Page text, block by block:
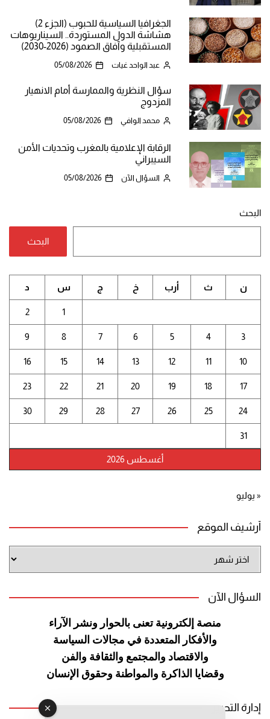
الجغرافيا السياسية للحبوب (الجزء 2)
هشاشة الدول المستوردة.. السيناريوهات
المستقبلية وآفاق الصمود (2026-2030)
عبد الواحد غيات 05/08/2026
سؤال النظرية والممارسة أمام الانهيار
المزدوج
محمد الوافي 05/08/2026
الرقابة الإعلامية بالمغرب وتحديات الأمن
السيبراني
السؤال الآن 05/08/2026
البحث
البحث
أغسطس 2026
ن ث أرب خ ج س د
1
2
3
4
5
6
7
8
9
10
11
12
13
14
15
16
17
18
19
20
21
22
23
24
25
26
27
28
29
30
31
« يوليو
أرشيف الموقع
الموقع
السؤال الآن
منصة إلكترونية تعنى بالحوار ونشر
الآراء
والأفكار المتعددة في مجالات السياسة
والاقتصاد والمجتمع والثقافة والفن
وقضايا الذاكرة والمواطنة وحقوق الإنسان
إدارة التحرير